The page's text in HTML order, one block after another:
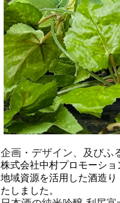
企画・デザイン、及びふ
株式会社中村プロモーシ
地域資源を活用した酒造
たしました。